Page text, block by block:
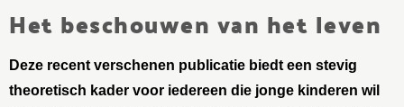
Het beschouwen van het leven
Deze recent verschenen publicatie biedt een stevig
theoretisch kader voor iedereen die jonge kinderen wil